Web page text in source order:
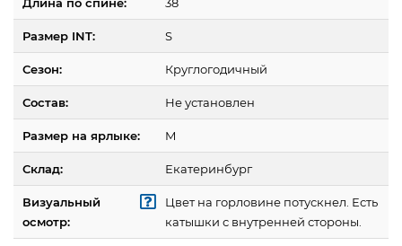
Размер INT: S
Сезон: Круглогодичный
Состав: Не установлен
Размер на ярлыке: M
Склад: Екатеринбург
Визуальный
осмотр:
Цвет на горловине потускнел. Есть
катышки с внутренней стороны.